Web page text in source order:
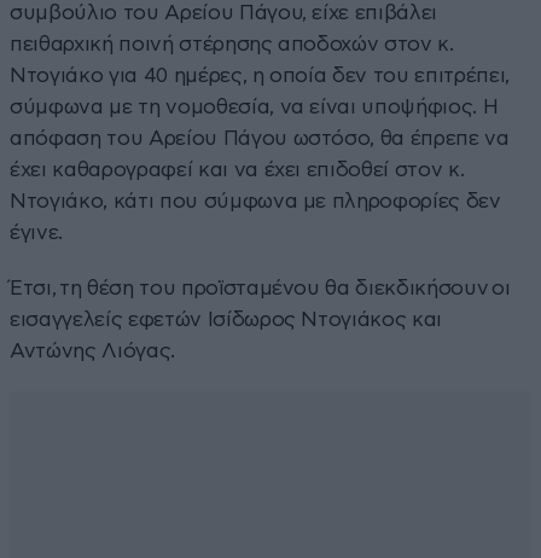
συμβούλιο του Αρείου Πάγου, είχε επιβάλει
πειθαρχική ποινή στέρησης αποδοχών στον κ.
Ντογιάκο για 40 ημέρες, η οποία δεν του επιτρέπει,
σύμφωνα με τη νομοθεσία, να είναι υποψήφιος. Η
απόφαση του Αρείου Πάγου ωστόσο, θα έπρεπε να
έχει καθαρογραφεί και να έχει επιδοθεί στον κ.
Ντογιάκο, κάτι που σύμφωνα με πληροφορίες δεν
έγινε.
Έτσι, τη θέση του προϊσταμένου θα διεκδικήσουν οι
εισαγγελείς εφετών Ισίδωρος Ντογιάκος και
Αντώνης Λιόγας.